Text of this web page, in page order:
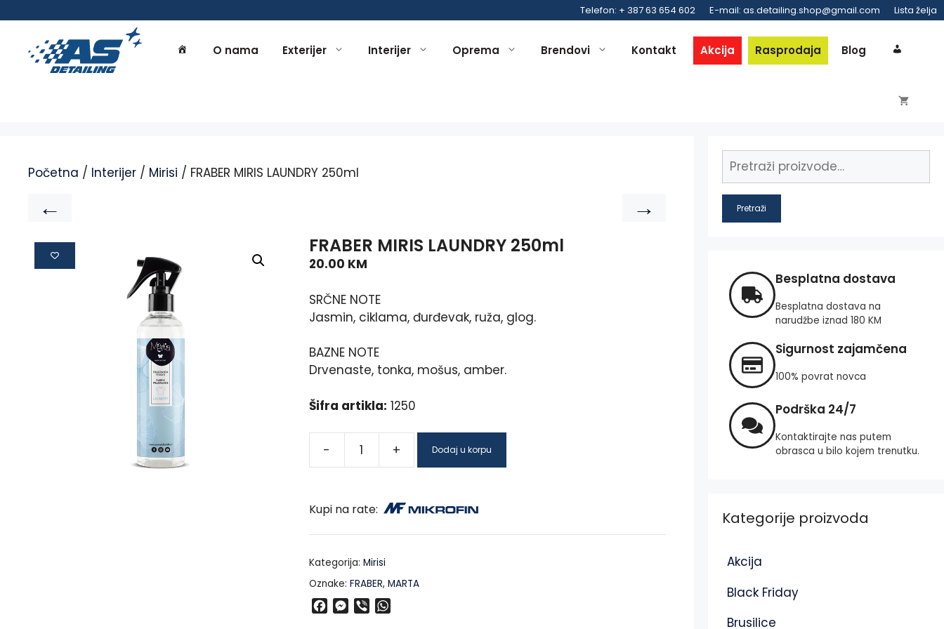
Telefon: + 387 63 654 602 E-mail: as.detailing.shop@gmail.com Lista želja
O nama Exterijer Interijer Oprema Brendovi Kontakt Akcija Rasprodaja Blog
Početna / Interijer / Mirisi / FRABER MIRIS LAUNDRY 250ml
← →
FRABER MIRIS LAUNDRY 250ml
20.00 KM
SRČNE NOTE
Jasmin, ciklama, đurđevak, ruža, glog.
BAZNE NOTE
Drvenaste, tonka, mošus, amber.
Šifra artikla: 1250
- + Dodaj u korpu
Kupi na rate:
Kategorija: Mirisi
Oznake: FRABER, MARTA
M
Pretraži
Besplatna dostava
Besplatna dostava na
narudžbe iznad 180 KM
Sigurnost zajamčena
100% povrat novca
Podrška 24/7
Kontaktirajte nas putem
obrasca u bilo kojem trenutku.
Kategorije proizvoda
Akcija
Black Friday
Brusilice